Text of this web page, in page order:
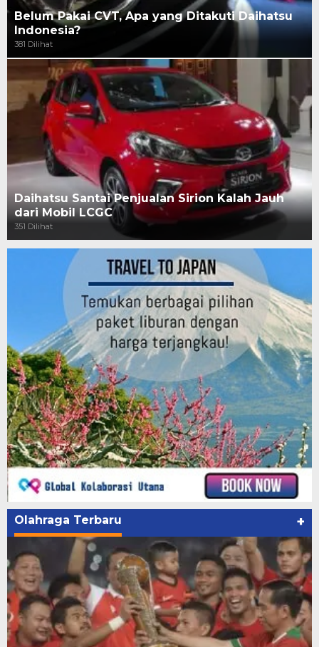
Belum Pakai CVT, Apa yang Ditakuti Daihatsu
Indonesia?
381 Dilihat
Daihatsu Santai Penjualan Sirion Kalah Jauh
dari Mobil LCGC
351 Dilihat
Olahraga Terbaru +